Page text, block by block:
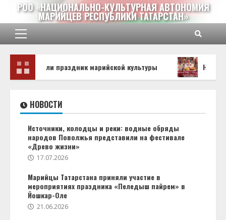
Перейти
содержимому
РОО «НАЦИОНАЛЬНО-КУЛЬТУРНАЯ АВТОНОМИЯ
МАРИЙЦЕВ РЕСПУБЛИКИ ТАТАРСТАН»
Основное
отметили праздник марийской культуры
НОВОСТИ
Источники, колодцы и реки: водные обряды
народов Поволжья представили на фестивале
«Древо жизни»
17.07.2026
Марийцы Татарстана приняли участие в
мероприятиях праздника «Пеледыш пайрем» в
Йошкар-Оле
21.06.2026